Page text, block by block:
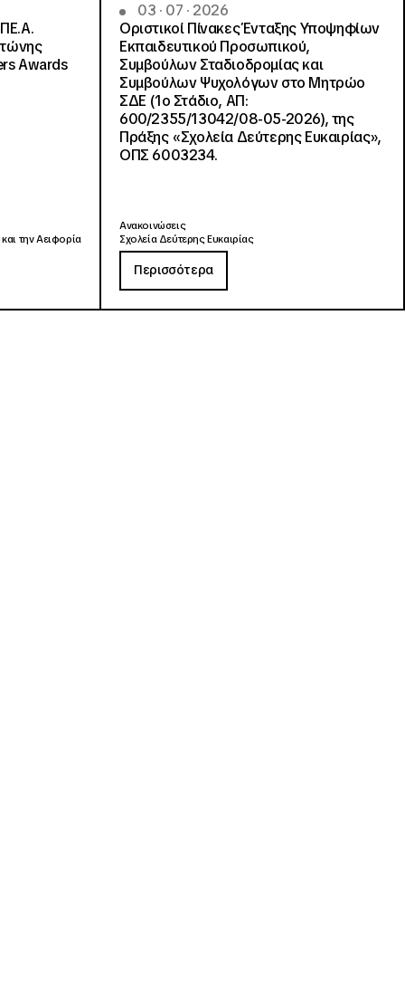
Awards
την Αειφορία
03 · 07 · 2026
Οριστικοί Πίνακες Ένταξης Υποψηφίων
Εκπαιδευτικού Προσωπικού,
Συμβούλων Σταδιοδρομίας και
Συμβούλων Ψυχολόγων στο Μητρώο
ΣΔΕ (1ο Στάδιο, ΑΠ:
600/2355/13042/08-05-2026), της
Πράξης «Σχολεία Δεύτερης Ευκαιρίας»,
ΟΠΣ 6003234.
Ανακοινώσεις
Σχολεία Δεύτερης Ευκαιρίας
Περισσότερα